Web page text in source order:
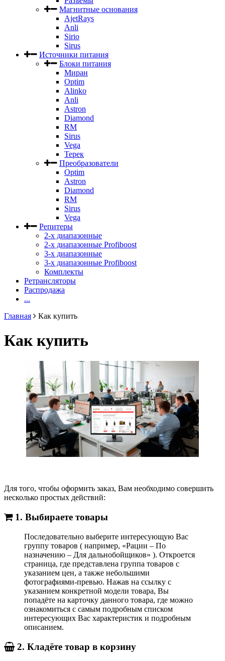
Магнитные основания
AjetRays
Anli
Sirio
Sirus
Источники питания
Блоки питания
Миран
Optim
Alinko
Anli
Astron
Diamond
RM
Sirus
Vega
Терек
Преобразователи
Optim
Astron
Diamond
RM
Sirus
Vega
Репитеры
2-х диапазонные
2-х диапазонные Profiboost
3-х диапазонные
3-х диапазонные Profiboost
Комплекты
Ретрансляторы
Распродажа
...
Главная
Как купить
Как купить
Для того, чтобы оформить заказ, Вам необходимо совершить
несколько простых действий:
1. Выбираете товары
Последовательно выберите интересующую Вас
группу товаров ( например, «Рации – По
назначению – Для дальнобойщиков» ). Откроется
страница, где представлена группа товаров с
указанием цен, а также небольшими
фотографиями-превью. Нажав на ссылку с
указанием конкретной модели товара, Вы
попадёте на карточку данного товара, где можно
ознакомиться с самым подробным списком
интересующих Вас характеристик и подробным
описанием.
2. Кладёте товар в корзину